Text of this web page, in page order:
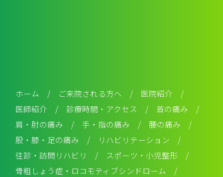
ホーム / ご来院される方へ / 医院紹介 /
医師紹介 / 診療時間・アクセス / 首の痛み /
肩・肘の痛み /手・指の痛み / 腰の痛み /
股・膝・足の痛み / リハビリテーション /
往診・訪問リハビリ
/ スポーツ・小児整形 /
骨粗しょう症・ロコモティブシンドローム /